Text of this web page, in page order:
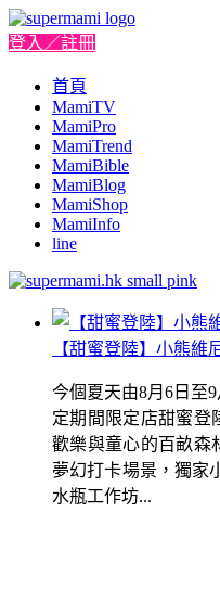
登入／註冊
首頁
MamiTV
MamiPro
MamiTrend
MamiBible
MamiBlog
MamiShop
MamiInfo
line
【甜蜜登陸】小熊維
今個夏天由8月6日至
定期間限定店甜蜜登
歡樂與童心的百畝森
夢幻打卡場景，獨家
水瓶工作坊...